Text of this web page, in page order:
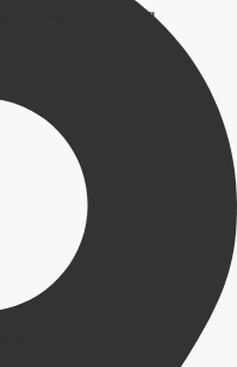
rådgivning